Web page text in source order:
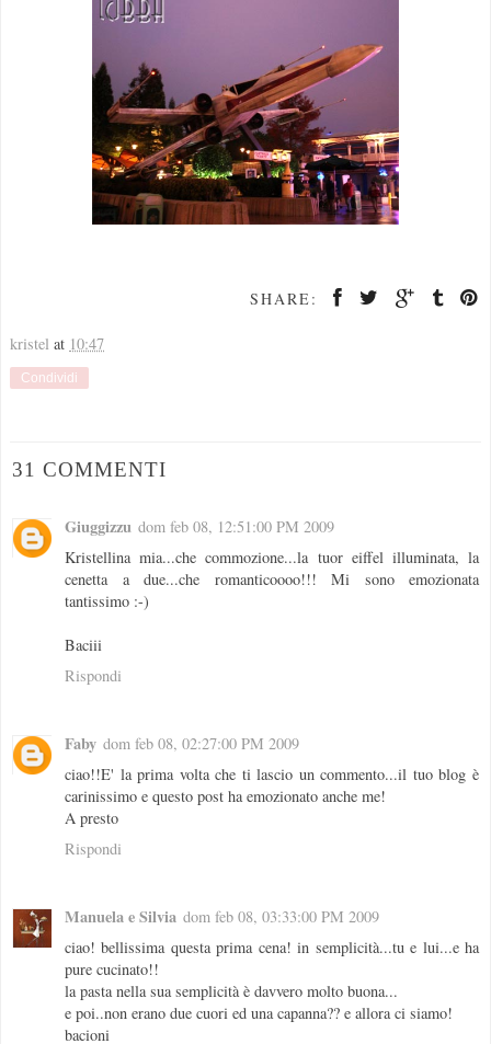
SHARE:
kristel at 10:47
Condividi
31 COMMENTI
Giuggizzu dom feb 08, 12:51:00 PM 2009
Kristellina mia...che commozione...la tuor eiffel illuminata, la
cenetta a due...che romanticoooo!!! Mi sono emozionata
tantissimo :-)
Baciii
Rispondi
Faby dom feb 08, 02:27:00 PM 2009
ciao!!E' la prima volta che ti lascio un commento...il tuo blog è
carinissimo e questo post ha emozionato anche me!
A presto
Rispondi
Manuela e Silvia dom feb 08, 03:33:00 PM 2009
ciao! bellissima questa prima cena! in semplicità...tu e lui...e ha
pure cucinato!!
la pasta nella sua semplicità è davvero molto buona...
e poi..non erano due cuori ed una capanna?? e allora ci siamo!
bacioni